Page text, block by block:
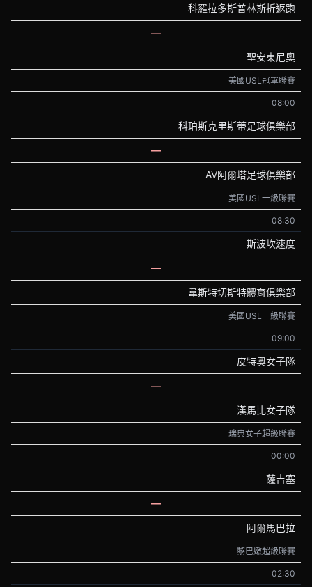
科羅拉多斯普林斯折返跑
—
聖安東尼奧
美國USL冠軍聯賽
08:00
科珀斯克里斯蒂足球俱樂部
—
AV阿爾塔足球俱樂部
美國USL一級聯賽
08:30
斯波坎速度
—
韋斯特切斯特體育俱樂部
美國USL一級聯賽
09:00
皮特奧女子隊
—
漢馬比女子隊
瑞典女子超級聯賽
00:00
薩吉塞
—
阿爾馬巴拉
黎巴嫩超級聯賽
02:30